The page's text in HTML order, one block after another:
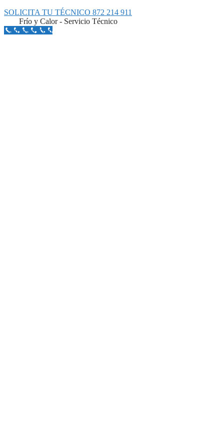
SOLICITA TU TÉCNICO 872 214 911
Frío y Calor - Servicio Técnico
Llámanos Aquí